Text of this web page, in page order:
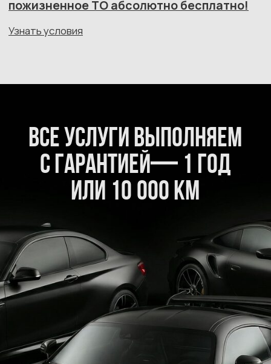
Если работа не нужна, мы так и скажем. Наша задача
решить проблему, а не увеличить чек.
Мы не навязываем услуги
Уютная зона ожидания, чай, кофе, быстрый Wi-Fi.
Или оставляете автомобиль, менеджер всё
держит под контролем и сообщает о ходе работ.
Можно подождать в комфорте
или оставить машину
смета